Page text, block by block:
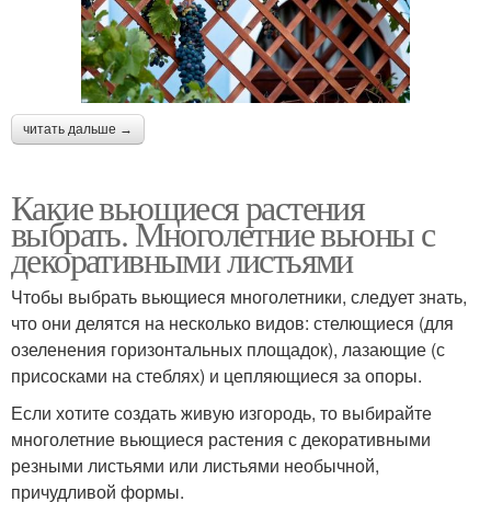
читать дальше →
Какие вьющиеся растения
выбрать. Многолетние вьюны с
декоративными листьями
Чтобы выбрать вьющиеся многолетники, следует знать,
что они делятся на несколько видов: стелющиеся (для
озеленения горизонтальных площадок), лазающие (с
присосками на стеблях) и цепляющиеся за опоры.
Если хотите создать живую изгородь, то выбирайте
многолетние вьющиеся растения с декоративными
резными листьями или листьями необычной,
причудливой формы.